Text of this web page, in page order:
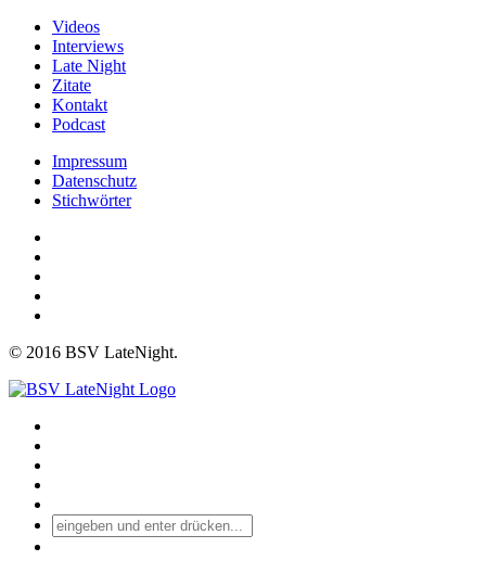
Videos
Interviews
Late Night
Zitate
Kontakt
Podcast
Impressum
Datenschutz
Stichwörter
© 2016 BSV LateNight.